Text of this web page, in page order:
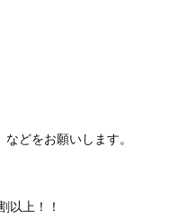
どをお願いします。
以上！！